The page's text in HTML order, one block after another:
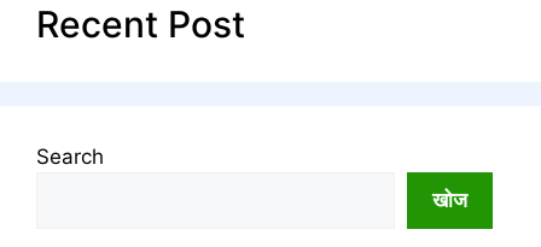
Recent Post
Search
खोज